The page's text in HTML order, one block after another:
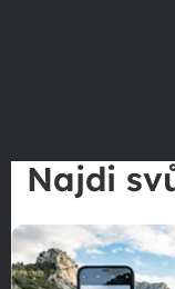
Najdi